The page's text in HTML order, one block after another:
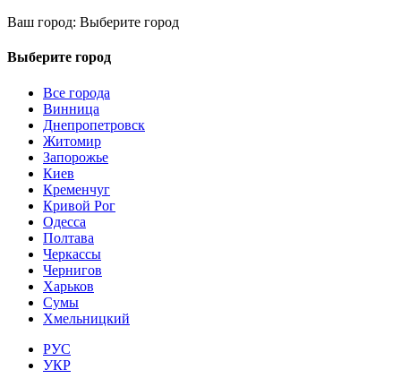
Ваш город: Выберите город
Выберите город
Все города
Винница
Днепропетровск
Житомир
Запорожье
Киев
Кременчуг
Кривой Рог
Одесса
Полтава
Черкассы
Чернигов
Харьков
Сумы
Хмельницкий
РУС
УКР